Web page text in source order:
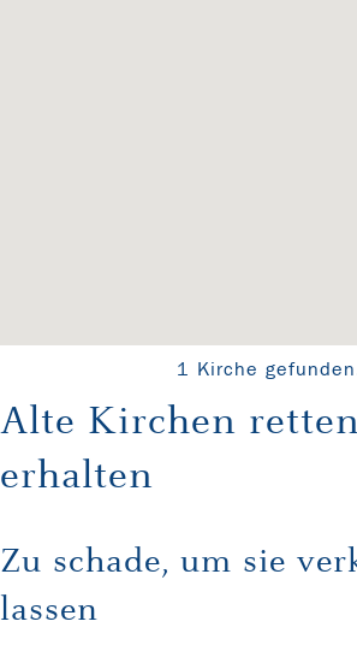
1 Kirche
Alte Kirchen
erhalten
Zu schade, um sie
lassen